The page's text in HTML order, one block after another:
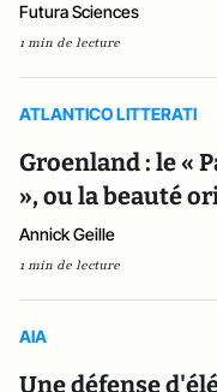
Futura Sciences
1 min de lecture
ATLANTICO LITTERATI
Groenland : le «
», ou la beauté
Annick Geille
1 min de lecture
AIA
Une défense